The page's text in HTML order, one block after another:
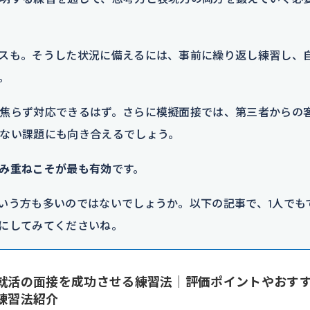
も。そうした状況に備えるには、事前に繰り返し練習し、
らず対応できるはず。さらに模擬面接では、第三者からの
い課題にも向き合えるでしょう。
重ねこそが最も有効です。
方も多いのではないでしょうか。以下の記事で、1人でも
してみてくださいね。
活の面接を成功させる練習法｜評価ポイントやおす
習法紹介